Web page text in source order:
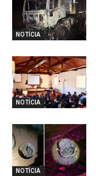
NOTÍCIA
NOTÍCIA
NOTÍCIA